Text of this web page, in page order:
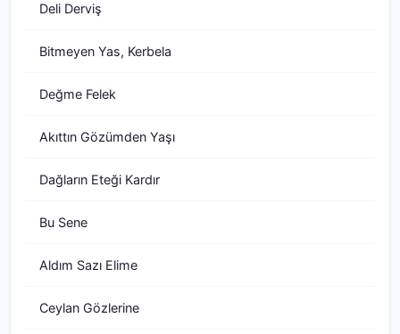
Deli Derviş
Bitmeyen Yas, Kerbela
Değme Felek
Akıttın Gözümden Yaşı
Dağların Eteği Kardır
Bu Sene
Aldım Sazı Elime
Ceylan Gözlerine